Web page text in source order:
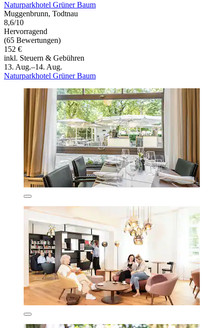
Naturparkhotel Grüner Baum
Muggenbrunn, Todtnau
8,6/10
Hervorragend
(65 Bewertungen)
152 €
inkl. Steuern & Gebühren
13. Aug.–14. Aug.
Naturparkhotel Grüner Baum